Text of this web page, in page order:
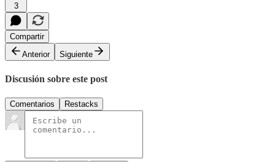
3
Compartir
Anterior
Siguiente
Discusión sobre este post
Comentarios Restacks